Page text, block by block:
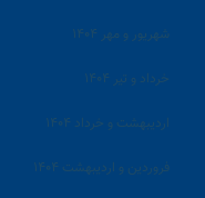
شهریور و مهر ۱۴۰۴
خرداد و تیر ۱۴۰۴
اردیبهشت و خرداد ۱۴۰۴
فروردین و اردیبهشت ۱۴۰۴